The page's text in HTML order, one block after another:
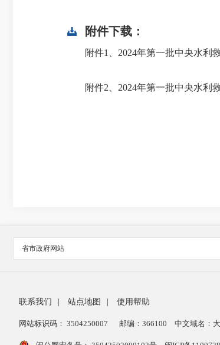
附件下载：
附件1、2024年第一批中央水利
附件2、2024年第一批中央水利
省市政府网站
联系我们 站点地图 使用帮助
网站标识码： 3504250007 邮编：366100 中文域名：